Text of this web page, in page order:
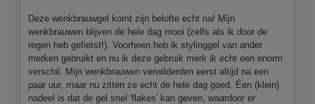
sterren.
Deze wenkbrauwgel komt zijn belofte echt na! Mijn
wenkbrauwen blijven de hele dag mooi (zelfs als ik door de
regen heb gefietst!). Voorheen heb ik stylinggel van ander
merken gebruikt en nu ik deze gebruik merk ik echt een enorm
verschil. Mijn wenkbrauwen verwilderden eerst altijd na een
paar uur, maar nu zitten ze echt de hele dag goed. Éen (klein)
nadeel is dat de gel snel 'flakes' kan geven, waardoor er